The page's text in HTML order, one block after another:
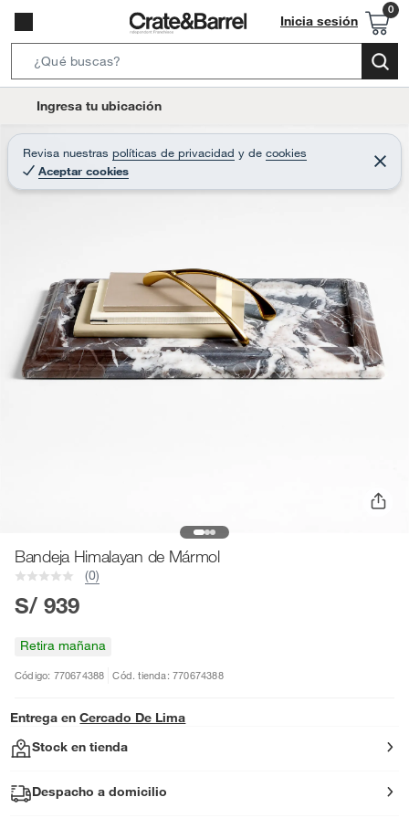
Inicia sesión
e
r
c
t
n
Ingresa tu ubicación
Revisa nuestras políticas de privacidad y de cookies
Aceptar cookies
C
e
r
Bandeja Himalayan de Mármol
(0)
S/ 939
Retira mañana
Código: 770674388 Cód. tienda: 770674388
Entrega en Cercado De Lima
Stock en tienda
Despacho a domicilio